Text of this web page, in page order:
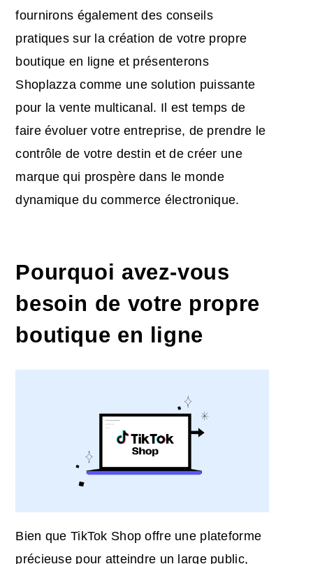
fournirons également des conseils
pratiques sur la création de votre propre
boutique en ligne et présenterons
Shoplazza comme une solution puissante
pour la vente multicanal. Il est temps de
faire évoluer votre entreprise, de prendre le
contrôle de votre destin et de créer une
marque qui prospère dans le monde
dynamique du commerce électronique.
Pourquoi avez-vous
besoin de votre propre
boutique en ligne
Bien que TikTok Shop offre une plateforme
précieuse pour atteindre un large public,